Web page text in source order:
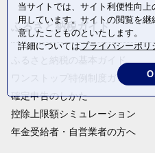
ふるさと納税ガイド
ふるさと納税の基本ガイド
ワンストップ特例制度ガイド
確定申告のしかた
控除上限額シミュレーション
年金受給者・自営業者の方へ
当サイトでは、サイト利便性向
用しています。サイトの閲覧を
意したことものといたします。
詳細についてはプライバシーポリ